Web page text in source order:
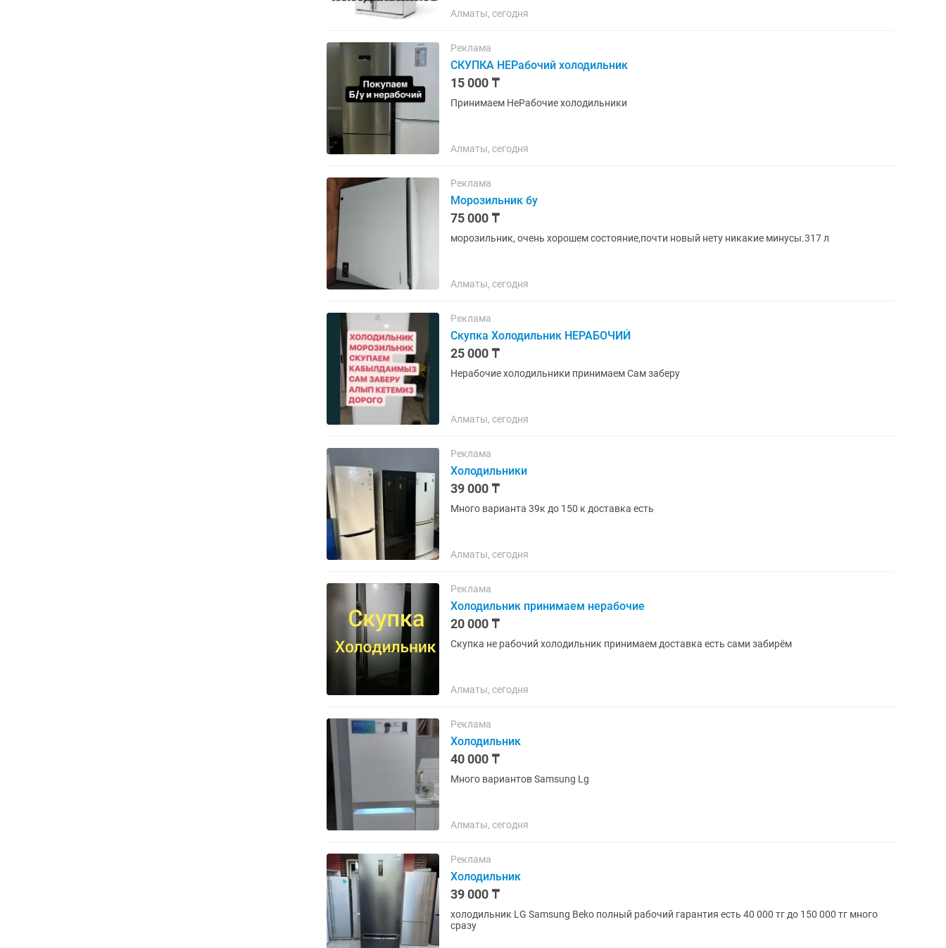
Алматы, сегодня
Реклама
СКУПКА НЕРабочий холодильник
15 000 ₸
Принимаем НеРабочие холодильники
Алматы, сегодня
Реклама
Морозильник бу
75 000 ₸
морозильник, очень хорошем состояние,почти новый нету никакие минусы.317 л
Алматы, сегодня
Реклама
Скупка Холодильник НЕРАБОЧИЙ
25 000 ₸
Нерабочие холодильники принимаем Сам заберу
Алматы, сегодня
Реклама
Холодильники
39 000 ₸
Много варианта 39к до 150 к доставка есть
Алматы, сегодня
Реклама
Холодильник принимаем нерабочие
20 000 ₸
Скупка не рабочий холодильник принимаем доставка есть сами забирём
Алматы, сегодня
Реклама
Холодильник
40 000 ₸
Много вариантов Samsung Lg
Алматы, сегодня
Реклама
Холодильник
39 000 ₸
холодильник LG Samsung Beko полный рабочий гарантия есть 40 000 тг до 150 000 тг много
сразу